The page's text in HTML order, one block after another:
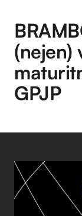
(nejen)
GPJP